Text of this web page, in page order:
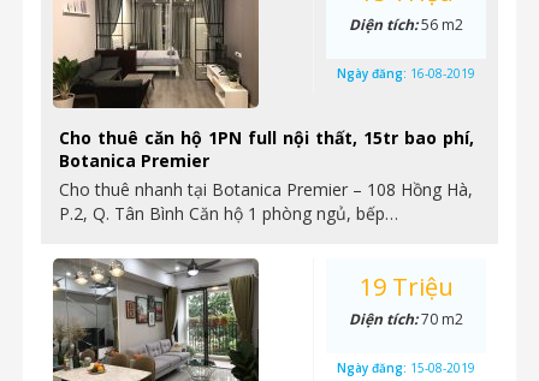
Cho thuê căn hộ 1PN full nội thất, 15tr bao phí,
Botanica Premier
Cho thuê nhanh tại Botanica Premier – 108 Hồng Hà,
P.2, Q. Tân Bình Căn hộ 1 phòng ngủ, bếp…
Diện tích:56 m2
Ngày đăng: 16-08-2019
19 Triệu
Diện tích:70 m2
Ngày đăng: 15-08-2019